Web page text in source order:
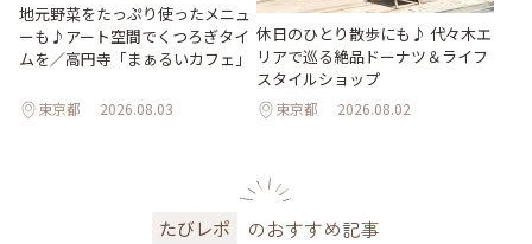
地元野菜をたっぷり使ったメニュ
ーも♪アート空間でくつろぎタイ
ムを／高円寺「まぁるいカフェ」
東京都 2026.08.03
休日のひとり散歩にも♪ 代々木エ
リアで巡る絶品ドーナツ＆ライフ
スタイルショップ
東京都 2026.08.02
たびレポ のおすすめ記事